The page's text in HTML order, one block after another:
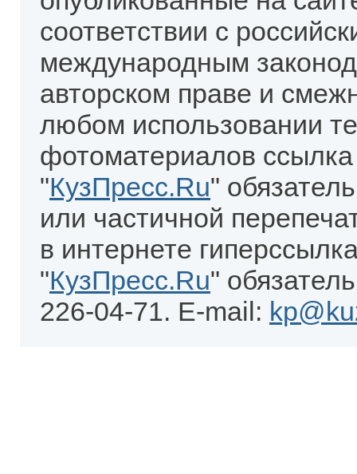
соответствии с
международным
авторском праве и
любом использовании
фотоматериалов
"КузПресс.Ru"
или частичной
в интернете
"КузПресс.Ru"
226-04-71. E-mail: